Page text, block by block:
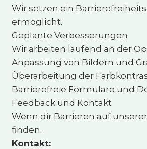
Wir setzen ein
ermöglicht.
Geplante Verbesserungen
Wir arbeiten laufend an der
Anpassung von Bildern und
Überarbeitung der
Barrierefreie Formulare und
Feedback und Kontakt
Wenn dir Barrieren auf
finden.
Kontakt: